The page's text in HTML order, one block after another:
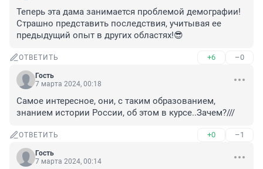
Теперь эта дама занимается проблемой демографии!
Страшно представить последствия, учитывая ее
предыдущий опыт в других областях!😎
ОТВЕТИТЬ +6 –0
Гость
7 марта 2024, 00:18
Самое интересное, они, с таким образованием,
знанием истории России, об этом в курсе..Зачем?///
ОТВЕТИТЬ +0 –1
Гость
7 марта 2024, 00:14